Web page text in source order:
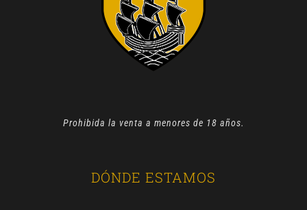
Prohibida la venta a menores de 18 años.
DÓNDE ESTAMOS